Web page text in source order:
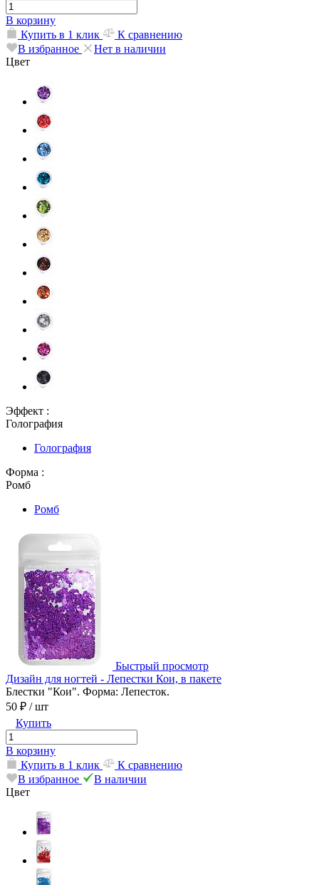
В корзину
Купить в 1 клик
К сравнению
В избранное
Нет в наличии
Цвет
Эффект :
Голография
Голография
Форма :
Ромб
Ромб
Быстрый просмотр
Дизайн для ногтей - Лепестки Кои, в пакете
Блестки "Кои". Форма: Лепесток.
50 ₽ / шт
Купить
В корзину
Купить в 1 клик
К сравнению
В избранное
В наличии
Цвет